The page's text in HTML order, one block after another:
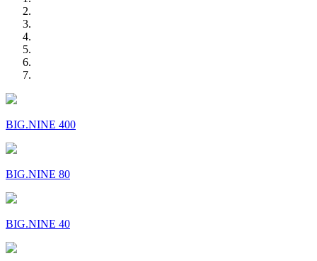
BIG.NINE 400
BIG.NINE 80
BIG.NINE 40